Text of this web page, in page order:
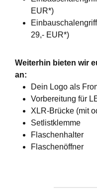
EUR*)
29,- EUR*)
Weiterhin bieten wir
an:
Dein Logo als
Vorbereitung für
XLR-Brücke (mit
Setlistklemme
Flaschenhalter
Flaschenöffner